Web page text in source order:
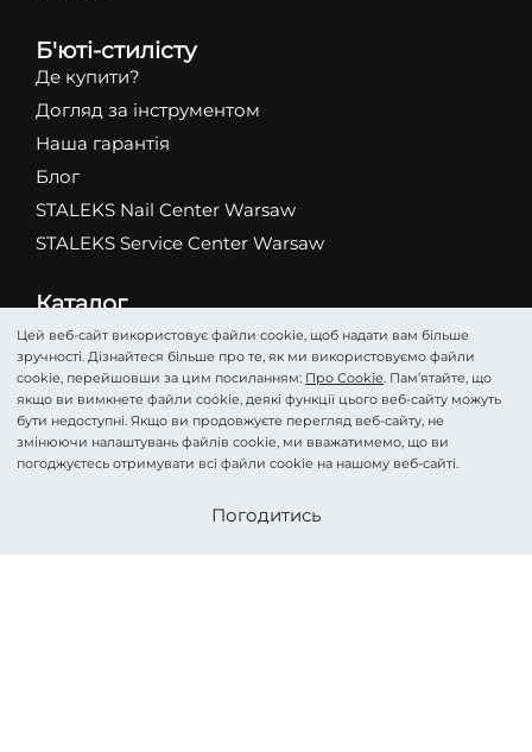
Б'юті-стилісту
Де купити?
Догляд за інструментом
Наша гарантія
Блог
STALEKS Nail Center Warsaw
STALEKS Service Center Warsaw
Каталог
Абразиви
Ножиці
Кусачки
Фрези
Пінцети
Стати партнером
Цей веб-сайт використовує файли cookie, щоб надати вам більше
зручності. Дізнайтеся більше про те, як ми використовуємо файли
cookie, перейшовши за цим посиланням: Про Cookie. Пам’ятайте, що
якщо ви вимкнете файли cookie, деякі функції цього веб-сайту можуть
бути недоступні. Якщо ви продовжуєте перегляд веб-сайту, не
змінюючи налаштувань файлів cookie, ми вважатимемо, що ви
погоджуєтесь отримувати всі файли cookie на нашому веб-сайті.
Погодитись